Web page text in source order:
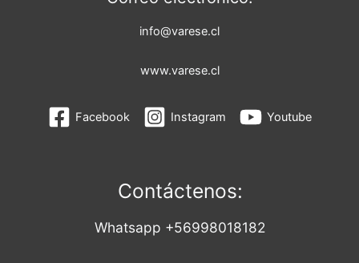
info@varese.cl
www.varese.cl
Facebook Instagram Youtube
Contáctenos:
Whatsapp +56998018182